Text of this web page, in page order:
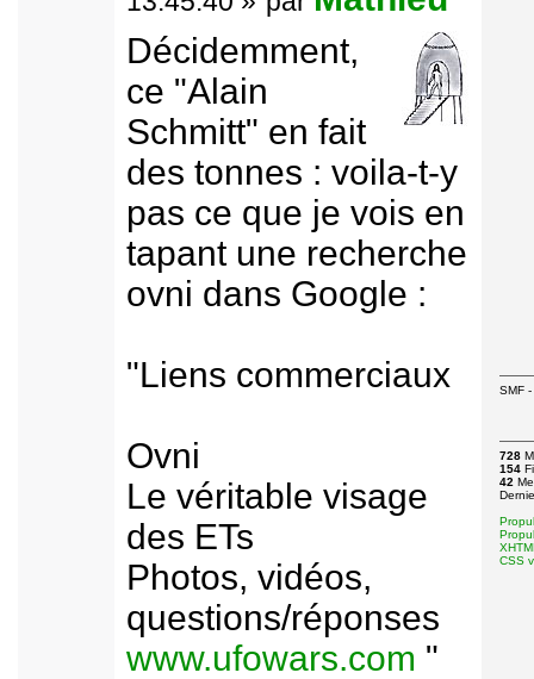
Décidemment,
ce "Alain
Schmitt" en fait
des tonnes : voila-t-y
pas ce que je vois en
tapant une recherche
ovni dans Google :
"Liens commerciaux
Ovni
Le véritable visage
des ETs
Photos, vidéos,
questions/réponses
www.ufowars.com "
SMF
728
154
42
CSS